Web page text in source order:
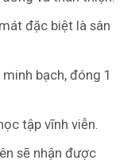
đặc biệt là sân
bạch, đóng 1
tập vĩnh viễn.
sẽ nhận được